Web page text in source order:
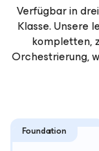
Verfügbar in
Klasse. Unsere
kompletten,
Orchestrierung,
Foundation